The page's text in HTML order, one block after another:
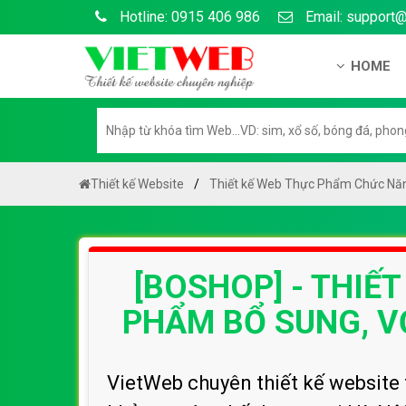
Hotline: 0915 406 986 Email:
HOME
Hướng
Chính
Chính
Liên hệ
Chính
Thiết kế Website Thiết kế Web Thực Phẩm Chức
[BOSHOP] -
PHẨM BỔ SUNG,
VietWeb chuyên thiết kế